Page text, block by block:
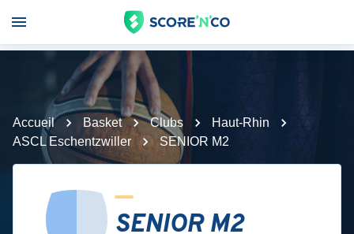
Accueil Basket Clubs
Haut-Rhin
ASCL Eschentzwiller
SENIOR M2
SENIOR M2